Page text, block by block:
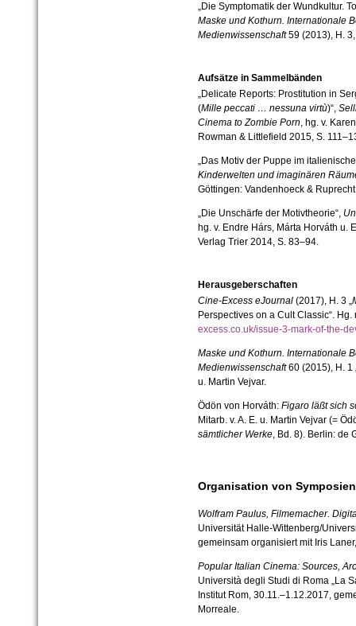
„Die Symptomatik der Wundkultur.
Maske und Kothurn. Internationale
Medienwissenschaft59 (2013), H.
Aufsätze in Sammelbänden
„Delicate Reports: Prostitution in
(Mille peccati … nessuna virtù)“,
Cinema to Zombie Porn, hg. v.
Rowman & Littlefield 2015, S.
„Das Motiv der Puppe im
Kinderwelten und imaginären
Göttingen: Vandenhoeck &
„Die Unschärfe der Motivtheorie“,
hg. v. Endre Hárs, Márta Horváth u.
Verlag Trier 2014, S. 83–94.
Herausgeberschaften
Cine-Excess eJournal(2017), H. 3 „
Perspectives on a Cult Classic“.
excess.co.uk/issue-3-mark-of-the-
Maske und Kothurn. Internationale
Medienwissenschaft60 (2015), H. 1
u. Martin Vejvar.
Ödön von Horváth: Figaro läßt sich
Mitarb. v. A. E. u. Martin Vejvar (=
sämtlicher Werke, Bd. 8). Berlin: de
Organisation von Symposien
Wolfram Paulus, Filmemacher.
Universität Halle-Wittenberg/
gemeinsam organisiert mit Iris
Popular Italian Cinema: Sources,
Università degli Studi di Roma „La
Institut Rom, 30.11.–1.12.2017,
Morreale.